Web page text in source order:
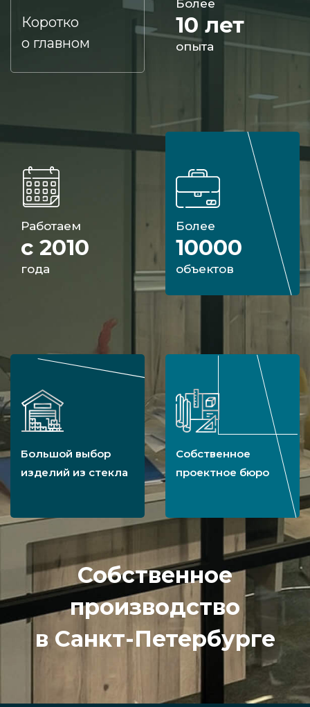
Коротко
о главном
Более
10 лет
опыта
Работаем
с 2010
года
Более
10000
объектов
Большой выбор
изделий из стекла
Собственное
проектное бюро
Собственное
производство
в Санкт-Петербурге